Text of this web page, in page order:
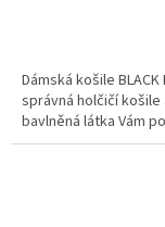
Dámská košile
správná holčičí
bavlněná látka Vám